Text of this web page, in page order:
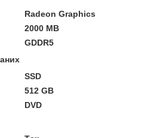
Radeon Graphics
2000 MB
GDDR5
SSD
512 GB
DVD